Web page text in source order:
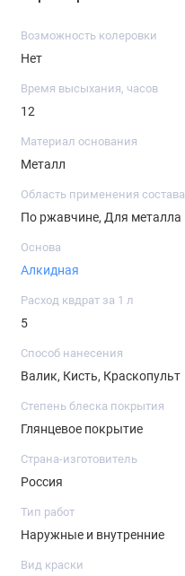
Возможность колеровки
Нет
Время высыхания, часов
12
Материал основания
Металл
Область применения состава
По ржавчине, Для металла
Основа
Алкидная
Расход квдрат за 1 л
5
Способ нанесения
Валик, Кисть, Краскопульт
Степень блеска покрытия
Глянцевое покрытие
Страна-изготовитель
Россия
Тип работ
Наружные и внутренние
Вид краски